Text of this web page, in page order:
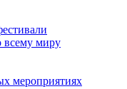
всему миру
мероприятиях